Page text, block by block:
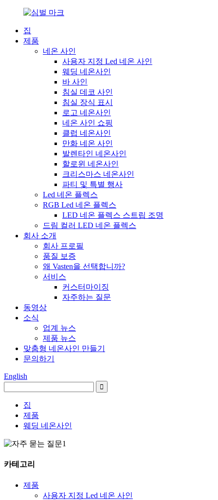
집
제품
네온 사인
사용자 지정 Led 네온 사인
웨딩 네온사인
바 사인
침실 데코 사인
침실 장식 표시
로고 네온사인
네온 사인 쇼핑
클럽 네온사인
만화 네온 사인
발렌타인 네온사인
할로윈 네온사인
크리스마스 네온사인
파티 및 특별 행사
Led 네온 플렉스
RGB Led 네온 플렉스
LED 네온 플렉스 스트립 조명
드림 컬러 LED 네온 플렉스
회사 소개
회사 프로필
품질 보증
왜 Vasten을 선택합니까?
서비스
커스터마이징
자주하는 질문
동영상
소식
업계 뉴스
제품 뉴스
맞춤형 네온사인 만들기
문의하기
English
집
제품
웨딩 네온사인
카테고리
제품
사용자 지정 Led 네온 사인